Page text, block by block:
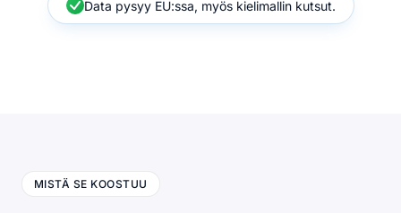
Data pysyy EU:ssa, myös kielimallin kutsut.
MISTÄ SE KOOSTUU